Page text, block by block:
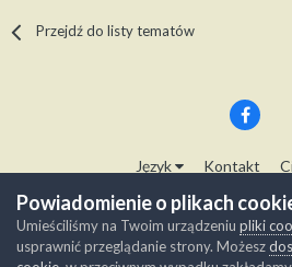
Przejdź do listy tematów
Język Kontakt
Copyright ©
Powered by Invision
Powiadomienie o plikach
Umieściliśmy na Twoim urządzeniu pliki
usprawnić przeglądanie strony. Możesz